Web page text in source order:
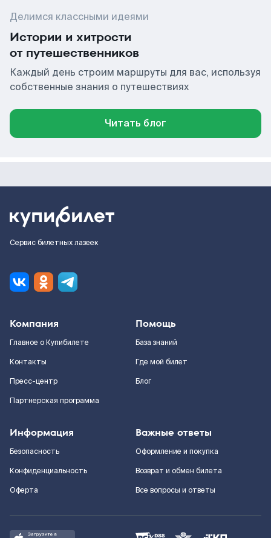
Делимся классными идеями
Истории и хитрости
от путешественников
Каждый день строим маршруты для вас, используя
собственные знания о путешествиях
Читать блог
Сервис билетных лазеек
Компания
Главное о Купибилете
Контакты
Пресс-центр
Партнерская программа
Помощь
База знаний
Где мой билет
Блог
Информация
Безопасность
Конфиденциальность
Оферта
Важные ответы
Оформление и покупка
Возврат и обмен билета
Все вопросы и ответы